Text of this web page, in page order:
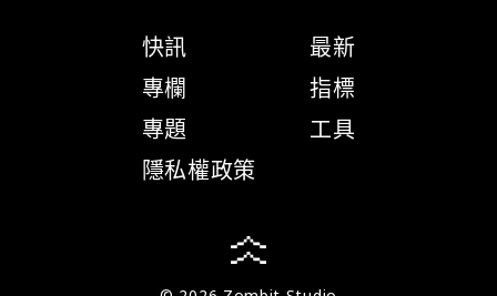
快訊
專欄
專題
隱私權政策
最新
指標
工具